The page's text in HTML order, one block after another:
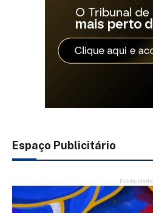
Espaço Publicitário
Publicidade